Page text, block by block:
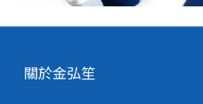
關於金弘笙